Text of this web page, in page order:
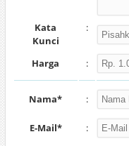
Kata
Kunci
:
Harga :
Nama* :
E-Mail* :